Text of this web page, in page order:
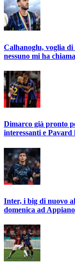
Calhanoglu, voglia
nessuno mi ha
Dimarco già pronto
interessanti e
Inter, i big di nuovo
domenica ad Appiano